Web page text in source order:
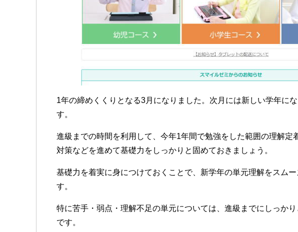
1年の締めくくりとなる3月になりました。次月には新しい学年に
す。
進級までの時間を利用して、今年1年間で勉強をした範囲の理解定
対策などを進めて基礎力をしっかりと固めておきましょう。
基礎力を着実に身につけておくことで、新学年の単元理解をスム
す。
特に苦手・弱点・理解不足の単元については、進級までにしっか
です。